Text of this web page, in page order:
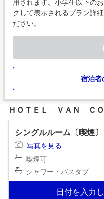
クして表示されるプラン詳
ださい。
宿泊者
ＨＯＴＥＬ ＶＡＮ ＣＯ
シングルルーム〔喫煙
写真を見る
喫煙可
シャワー・バスタブ
日付を入力